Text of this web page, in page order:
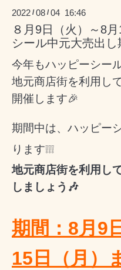
2022 /08 /04 16:46
８月9日（火）～8
シール中元大売出し
今年もハッピーシー
地元商店街を利用し
開催します🎉
期間中は、ハッピー
ります❕❕❕
地元商店街を利用し
しましょう🎶
期間：8月9
15日（月）